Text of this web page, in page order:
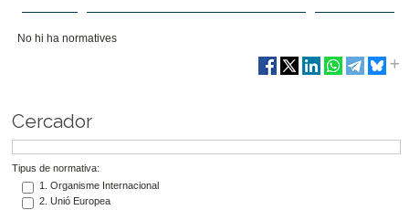
No hi ha normatives
Cercador
Tipus de normativa:
1. Organisme Internacional
2. Unió Europea